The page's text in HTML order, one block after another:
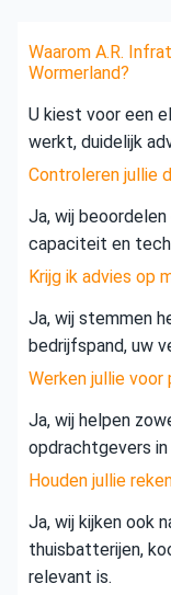
Waarom A.R.
Wormerland?
U kiest voor een
werkt, duidelijk
Controleren jullie
Ja, wij
capaciteit en
Krijg ik advies op
Ja, wij stemmen
bedrijfspand, uw
Werken jullie voor
Ja, wij helpen
opdrachtgevers in
Houden jullie
Ja, wij kijken ook
thuisbatterijen,
relevant is.